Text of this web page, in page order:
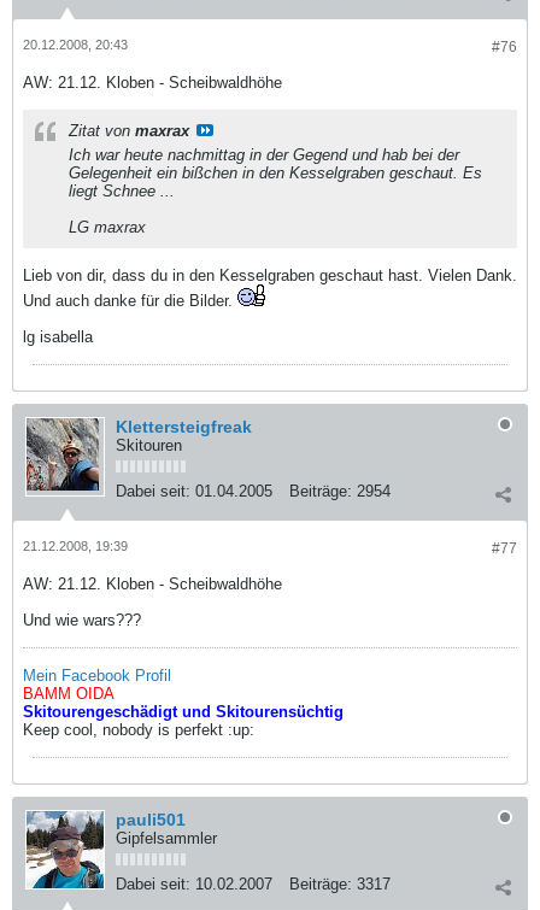
#76
20.12.2008, 20:43
AW: 21.12. Kloben - Scheibwaldhöhe
Zitat von maxrax
Ich war heute nachmittag in der Gegend und hab bei der
Gelegenheit ein bißchen in den Kesselgraben geschaut. Es
liegt Schnee ...
LG maxrax
Lieb von dir, dass du in den Kesselgraben geschaut hast. Vielen Dank.
Und auch danke für die Bilder.
lg isabella
Klettersteigfreak
Skitouren
Dabei seit: 01.04.2005 Beiträge: 2954
#77
21.12.2008, 19:39
AW: 21.12. Kloben - Scheibwaldhöhe
Und wie wars???
Mein Facebook Profil
BAMM OIDA
Skitourengeschädigt und Skitourensüchtig
Keep cool, nobody is perfekt :up:
pauli501
Gipfelsammler
Dabei seit: 10.02.2007 Beiträge: 3317